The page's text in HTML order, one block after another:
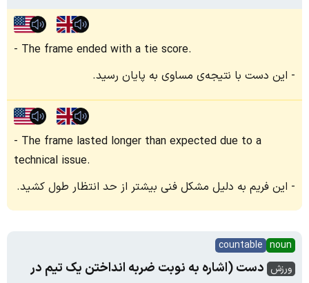
The frame ended with a tie score.
این دست با نتیجه‌ی مساوی به پایان رسید.
The frame lasted longer than expected due to a
technical issue.
این فریم به دلیل مشکل فنی بیشتر از حد انتظار طول کشید.
noun
countable
ورزش دست (اشاره به نوبت ضربه انداختن یک تیم در